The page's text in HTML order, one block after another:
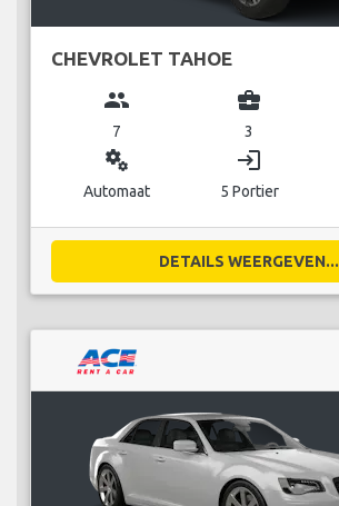
CHEVROLET TAHOE
group
7
business_center
3
miscellaneous_services
Automaat
login
5 Portier
DETAILS WEERGEVEN...